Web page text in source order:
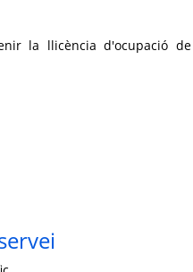
la llicència d'ocupació